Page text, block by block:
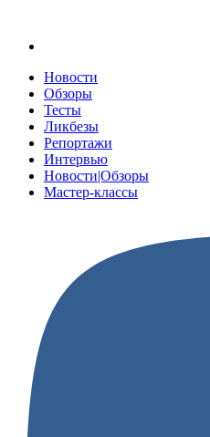
Новости
Обзоры
Тесты
Ликбезы
Репортажи
Интервью
Новости|Обзоры
Мастер-классы